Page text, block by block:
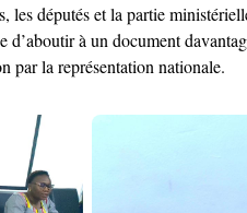
les députés et la partie
à un document
par la représentation nationale.